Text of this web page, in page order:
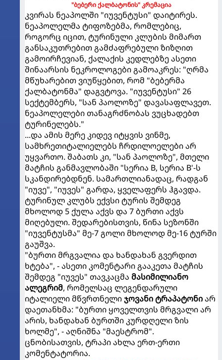
"ბებერი ქალბატონის" კრემაცია
კვირას ნეაპოლში "იუვენტუსი" დაიტირეს.
ნეაპოლელმა ტიფოზებმა, რომლებიც,
როგორც იცით, ტურინული კლუბის მიმართ
განსაკუთრებით გამძაფრებული ზიზღით
გამოირჩევიან, ქალაქის კედლებზე ასეთი
შინაარსის ნეკროლოგები გამოაკრეს: "ღრმა
მწუხარებით ვიუწყებით, რომ "ბებერმა
ქალბატონმა" დაგვტოვა. "იუვენტუსი" 26
სექტემბერს, "სან პაოლოზე" დავასაფლავეთ.
ნეაპოლელები თანაგრძნობას ვუცხადებთ
ტურინელებს."
...და ამის მერე კიდევ იტყვის ვინმე,
სამხრეთიტალიელებს ჩრდილოელები არ
უყვართო. შაბათს კი, "სან პაოლოზე", მთელი
მატჩის განმავლობაში "სერია B, სერია B'-ს
სკანდირებდნენ. სამართლიანადაც, რადგან
"იუვე", "იუვეს" გარდა, ყველაფერს ჰგავდა.
ტურინულ კლუბს ექვსი ტურის შემდეგ
მხოლოდ 5 ქულა აქვს და 7 ბურთი აქვს
მიღებული. შედარებისთვის, წინა სეზონში
"იუვენტუსმა" მე-7 გოლი მხოლოდ მე-16 ტურში
გაუშვა.
"ბურთი მრგვალია და ხანდახან გვერდით
ხტება", - ასეთი კომენტარი გააკეთა მატჩის
შემდეგ "იუვეს" თავკაცმა მასიმილიანო
ალეგრიმ, რომელსაც ლეგენდარული
იტალიელი მწვრთნელიჯოვანი ტრაპატონიარ
დაეთანხმა: "ბურთი ყოველთვის მრგვალი არ
არის, ხანდახან ბურთში კურდღელი ზის
ხოლმე", - აღნიშნა "მაესტრომ".
ცნობისათვის, ტრაპი ახლა ერთ-ერთი
კომენტატორია.